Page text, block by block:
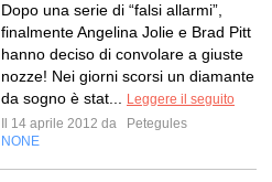
Dopo una serie di “falsi allarmi”,
finalmente Angelina Jolie e Brad Pitt
hanno deciso di convolare a giuste
nozze! Nei giorni scorsi un diamante
da sogno è stat...
Leggere il seguito
Il 14 aprile 2012 da
Petegules
NONE